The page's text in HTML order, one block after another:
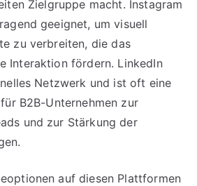
Zielgruppe macht. Instagram
geeignet, um visuell
zu verbreiten, die das
Interaktion fördern. LinkedIn
Netzwerk und ist oft eine
B2B-Unternehmen zur
und zur Stärkung der
auf diesen Plattformen